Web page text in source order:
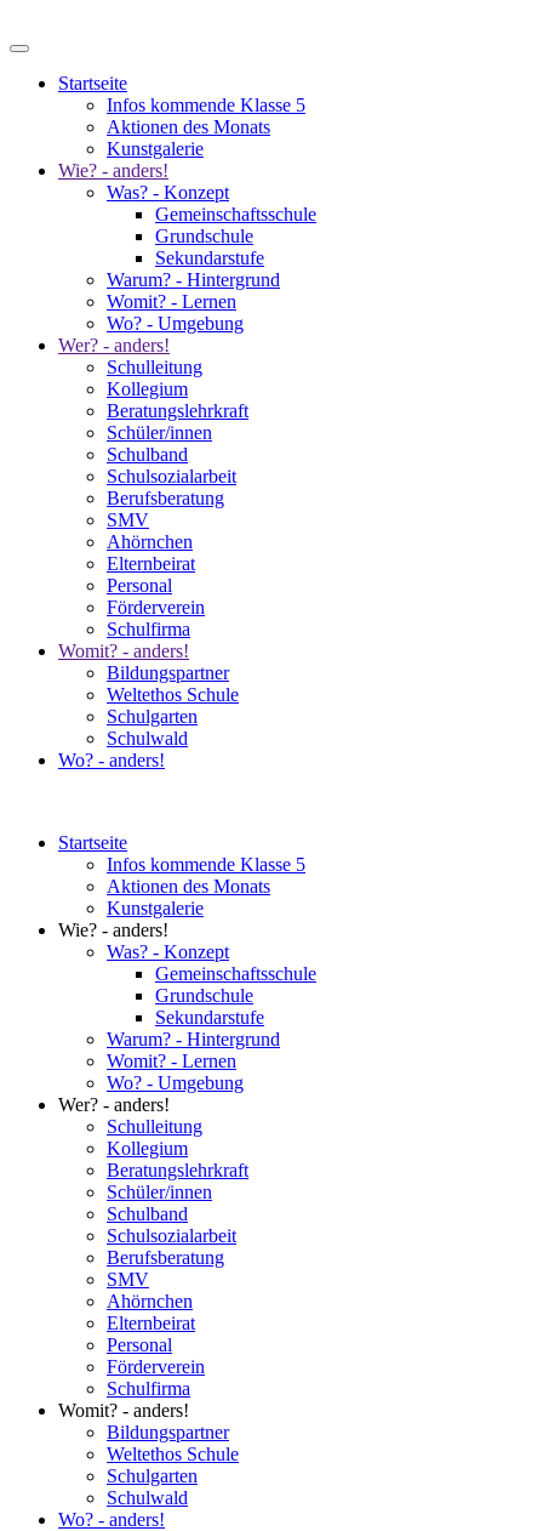
Startseite
Infos kommende Klasse 5
Aktionen des Monats
Kunstgalerie
Wie? - anders!
Was? - Konzept
Gemeinschaftsschule
Grundschule
Sekundarstufe
Warum? - Hintergrund
Womit? - Lernen
Wo? - Umgebung
Wer? - anders!
Schulleitung
Kollegium
Beratungslehrkraft
Schüler/innen
Schulband
Schulsozialarbeit
Berufsberatung
SMV
Ahörnchen
Elternbeirat
Personal
Förderverein
Schulfirma
Womit? - anders!
Bildungspartner
Weltethos Schule
Schulgarten
Schulwald
Wo? - anders!
Startseite
Infos kommende Klasse 5
Aktionen des Monats
Kunstgalerie
Wie? - anders!
Was? - Konzept
Gemeinschaftsschule
Grundschule
Sekundarstufe
Warum? - Hintergrund
Womit? - Lernen
Wo? - Umgebung
Wer? - anders!
Schulleitung
Kollegium
Beratungslehrkraft
Schüler/innen
Schulband
Schulsozialarbeit
Berufsberatung
SMV
Ahörnchen
Elternbeirat
Personal
Förderverein
Schulfirma
Womit? - anders!
Bildungspartner
Weltethos Schule
Schulgarten
Schulwald
Wo? - anders!